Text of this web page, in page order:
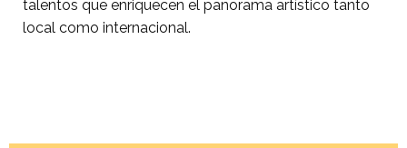
talentos que enriquecen el panorama artístico tanto
local como internacional.